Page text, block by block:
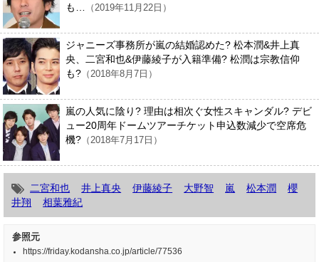
も…
（2019年11月22日）
ジャニーズ事務所が嵐の結婚認めた? 松本潤&井上真
央、二宮和也&伊藤綾子が入籍準備? 松潤は宗教信仰
も? （2018年8月7日）
嵐の人気に陰り? 理由は相次ぐ女性スキャンダル? デビ
ュー20周年ドームツアーチケット申込数減少で空席危
機? （2018年7月17日）
二宮和也 井上真央 伊藤綾子 大野智 嵐 松本潤
櫻
井翔
相葉雅紀
参照元
https://friday.kodansha.co.jp/article/77536